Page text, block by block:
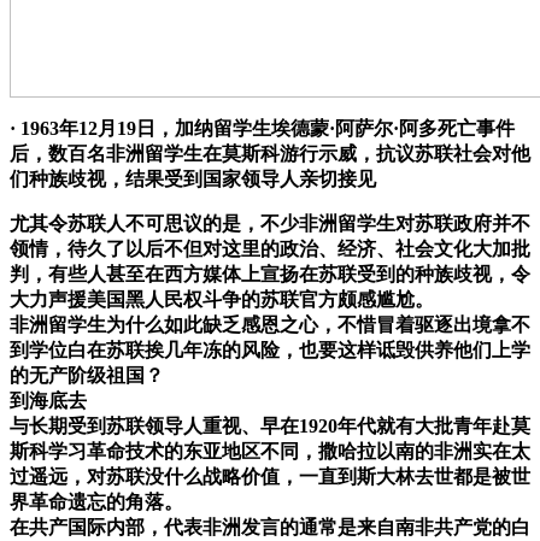
· 1963年12月19日，加纳留学生埃德蒙·阿萨尔·阿多死亡事件
后，数百名非洲留学生在莫斯科游行示威，抗议苏联社会对他
们种族歧视，结果受到国家领导人亲切接见
尤其令苏联人不可思议的是，不少非洲留学生对苏联政府并不
领情，待久了以后不但对这里的政治、经济、社会文化大加批
判，有些人甚至在西方媒体上宣扬在苏联受到的种族歧视，令
大力声援美国黑人民权斗争的苏联官方颇感尴尬。
非洲留学生为什么如此缺乏感恩之心，不惜冒着驱逐出境拿不
到学位白在苏联挨几年冻的风险，也要这样诋毁供养他们上学
的无产阶级祖国？
到海底去
与长期受到苏联领导人重视、早在1920年代就有大批青年赴莫
斯科学习革命技术的东亚地区不同，撒哈拉以南的非洲实在太
过遥远，对苏联没什么战略价值，一直到斯大林去世都是被世
界革命遗忘的角落。
在共产国际内部，代表非洲发言的通常是来自南非共产党的白